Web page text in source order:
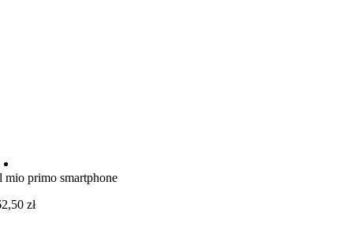
mio primo smartphone
zł